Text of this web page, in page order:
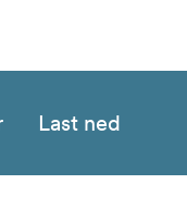
Last ned